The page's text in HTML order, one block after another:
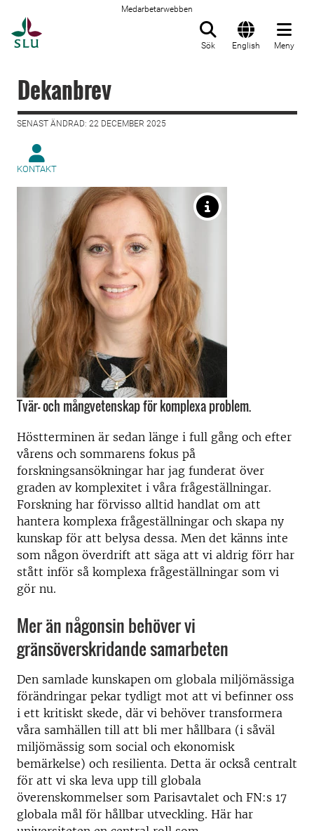
Medarbetarwebben
Sök English Meny
Dekanbrev
SENAST ÄNDRAD: 22 DECEMBER 2025
KONTAKT
Tvär- och mångvetenskap för komplexa problem.
Höstterminen är sedan länge i full gång och efter
vårens och sommarens fokus på
forskningsansökningar har jag funderat över
graden av komplexitet i våra frågeställningar.
Forskning har förvisso alltid handlat om att
hantera komplexa frågeställningar och skapa ny
kunskap för att belysa dessa. Men det känns inte
som någon överdrift att säga att vi aldrig förr har
stått inför så komplexa frågeställningar som vi
gör nu.
Mer än någonsin behöver vi
gränsöverskridande samarbeten
Den samlade kunskapen om globala miljömässiga
förändringar pekar tydligt mot att vi befinner oss
i ett kritiskt skede, där vi behöver transformera
våra samhällen till att bli mer hållbara (i såväl
miljömässig som social och ekonomisk
bemärkelse) och resilienta. Detta är också centralt
för att vi ska leva upp till globala
överenskommelser som Parisavtalet och FN:s 17
globala mål för hållbar utveckling. Här har